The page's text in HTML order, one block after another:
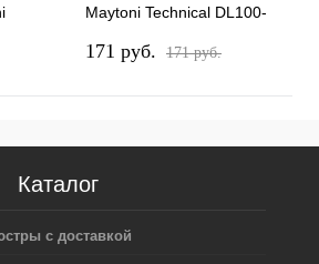
Maytoni Technical DL100-
171 pуб. 171 pуб.
Каталог
с доставкой